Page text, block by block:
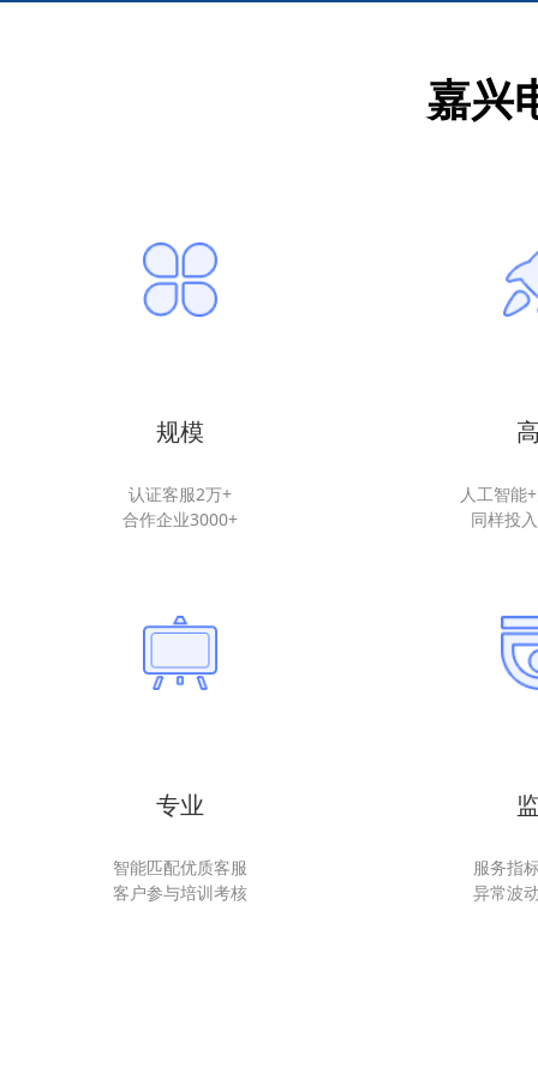
嘉兴
规模
认证客服2万+
合作企业3000+
人工智能
同样投
专业
智能匹配优质客服
客户参与培训考核
服务指
异常波